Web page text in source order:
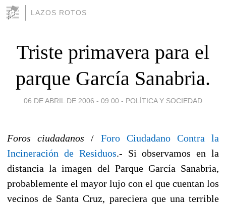
LAZOS ROTOS
Triste primavera para el
parque García Sanabria.
06 DE ABRIL DE 2006 - 09:00 - POLÍTICA Y SOCIEDAD
Foros ciudadanos / Foro Ciudadano Contra la
Incineración de Residuos.- Si observamos en la
distancia la imagen del Parque García Sanabria,
probablemente el mayor lujo con el que cuentan los
vecinos de Santa Cruz, pareciera que una terrible